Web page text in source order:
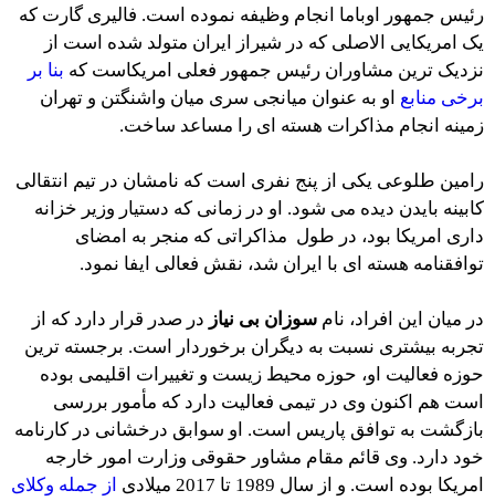
رئیس جمهور اوباما انجام وظیفه نموده است. فالیری گارت که
یک امریکایی الاصلی که در شیراز ایران متولد شده است از
نزدیک ترین مشاوران رئیس جمهور فعلی امریکاست که بنا بر
برخی منابع او به عنوان میانجی سری میان واشنگتن و تهران
زمینه انجام مذاکرات هسته ای را مساعد ساخت.
رامین طلوعی یکی از پنج نفری است که نامشان در تیم انتقالی
کابینه بایدن دیده می شود. او در زمانی که دستیار وزیر خزانه
داری امریکا بود، در طول مذاکراتی که منجر به امضای
توافقنامه هسته ای با ایران شد، نقش فعالی ایفا نمود.
در میان این افراد، نام سوزان بی نیاز در صدر قرار دارد که از
تجربه بیشتری نسبت به دیگران برخوردار است. برجسته‌ ترین
حوزه فعالیت او، حوزه محیط زیست و تغییرات اقلیمی بوده
است هم اکنون وی در تیمی فعالیت دارد که مأمور بررسی
بازگشت به توافق پاریس است. او سوابق درخشانی در کارنامه
خود دارد. وی قائم مقام مشاور حقوقی وزارت امور خارجه
امریکا بوده است. و از سال 1989 تا 2017 میلادی
از جمله وکلای